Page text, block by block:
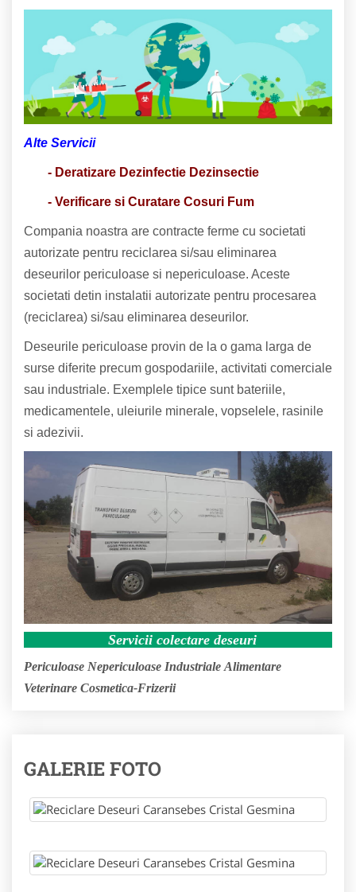
Alte Servicii
- Deratizare Dezinfectie Dezinsectie
- Verificare si Curatare Cosuri Fum
Compania noastra are contracte ferme cu societati
autorizate pentru reciclarea si/sau eliminarea
deseurilor periculoase si nepericuloase. Aceste
societati detin instalatii autorizate pentru procesarea
(reciclarea) si/sau eliminarea deseurilor.
Deseurile periculoase provin de la o gama larga de
surse diferite precum gospodariile, activitati comerciale
sau industriale. Exemplele tipice sunt bateriile,
medicamentele, uleiurile minerale, vopselele, rasinile
si adezivii.
Servicii colectare deseuri
Periculoase Nepericuloase Industriale Alimentare
Veterinare Cosmetica-Frizerii
GALERIE FOTO